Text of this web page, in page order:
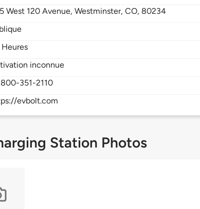
West 120 Avenue,Westminster,CO, 80234
inconnue
800-351-2110
evbolt.com
Station Photos